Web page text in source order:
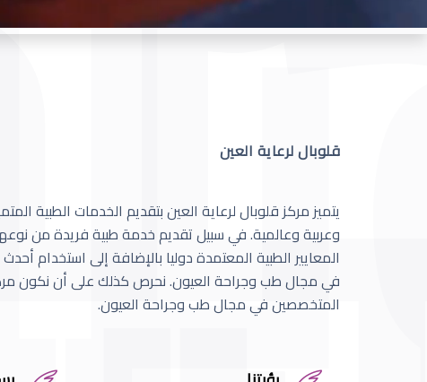
قلوبال لرعاية العين
يتميز مركز قلوبال لرعاية العين بتقديم الخدمات الطبية
وعربية وعالمية. في سبيل تقديم خدمة طبية فريدة من
المعايير الطبية المعتمدة دوليا بالإضافة إلى استخدام
في مجال طب وجراحة العيون. نحرص كذلك على أن نكون
المتخصصين في مجال طب وجراحة العيون.